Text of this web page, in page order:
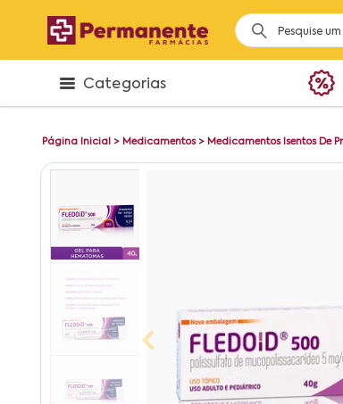
Categorias
Página Inicial > Medicamentos> Medicamentos Isentos De